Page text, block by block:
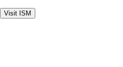
Visit ISM